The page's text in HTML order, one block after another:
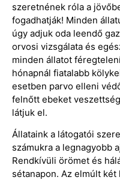
szeretnének róla a
fogadhatják! Minden
úgy adjuk oda leendő
orvosi vizsgálata és
minden állatot
hónapnál fiatalabb
esetben parvo elleni
felnőtt ebeket
látjuk el.
Állataink a látogatói
számukra a legnagyobb
Rendkívüli örömet és
sétanapon. Az elmúlt